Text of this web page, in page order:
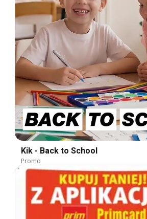
Kik - Back to School
Promo